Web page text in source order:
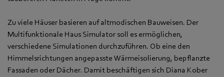
Zu viele Häuser basieren auf altmodischen Bauweisen. Der
Multifunktionale Haus Simulator soll es ermöglichen,
verschiedene Simulationen durchzuführen. Ob eine den
Himmelsrichtungen angepasste Wärmeisolierung, bepflanzte
Fassaden oder Dächer. Damit beschäftigen sich Diana Kober